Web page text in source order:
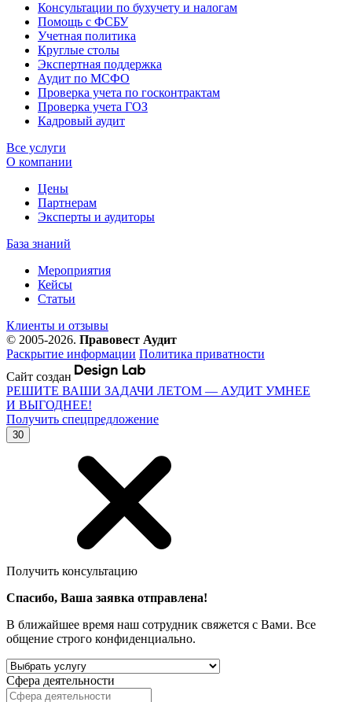
Консультации по бухучету и налогам
Помощь с ФСБУ
Учетная политика
Круглые столы
Экспертная поддержка
Аудит по МСФО
Проверка учета по госконтрактам
Проверка учета ГОЗ
Кадровый аудит
Все услуги
О компании
Цены
Партнерам
Эксперты и аудиторы
База знаний
Мероприятия
Кейсы
Статьи
Клиенты и отзывы
© 2005-2026. Правовест Аудит
Раскрытие информации Политика приватности
Сайт создан
РЕШИТЕ ВАШИ ЗАДАЧИ ЛЕТОМ — АУДИТ УМНЕЕ
И ВЫГОДНЕЕ!
Получить спецпредложение
30
Получить консультацию
Спасибо, Ваша заявка отправлена!
В ближайшее время наш сотрудник свяжется с Вами. Все
общение строго конфиденциально.
Сфера деятельности